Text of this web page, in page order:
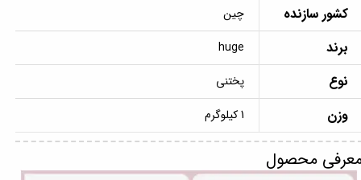
کشور سازنده چین
برند huge
نوع پختنی
وزن 1 کیلوگرم
محصول